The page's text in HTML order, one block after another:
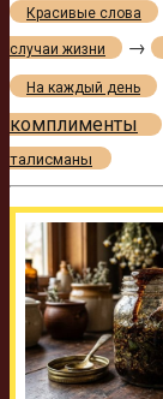
Красивые слова
случаи жизни →
На каждый день
комплименты
талисманы